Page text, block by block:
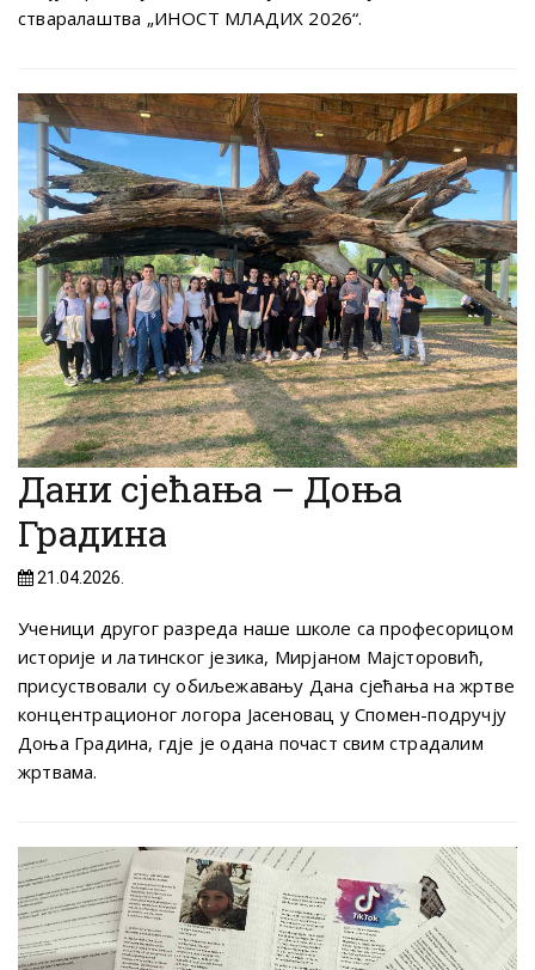
стваралаштва „ИНОСТ МЛАДИХ 2026“.
Дани сјећања – Доња
Градина
21.04.2026.
Ученици другог разреда наше школе са професорицом
историје и латинског језика, Мирјаном Мајсторовић,
присуствовали су обиљежавању Дана сјећања на жртве
концентрационог логора Јасеновац у Спомен-подручју
Доња Градина, гдје је одана почаст свим страдалим
жртвама.